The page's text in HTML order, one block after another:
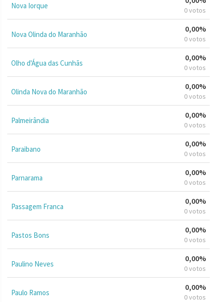
Nova Iorque 0 votos
Nova Olinda do Maranhão
0,00%
0 votos
Olho d'Água das Cunhãs
0,00%
0 votos
Olinda Nova do Maranhão
0,00%
0 votos
Palmeirândia
0,00%
0 votos
Paraibano
0,00%
0 votos
Parnarama
0,00%
0 votos
Passagem Franca
0,00%
0 votos
Pastos Bons
0,00%
0 votos
Paulino Neves
0,00%
0 votos
Paulo Ramos
0,00%
0 votos